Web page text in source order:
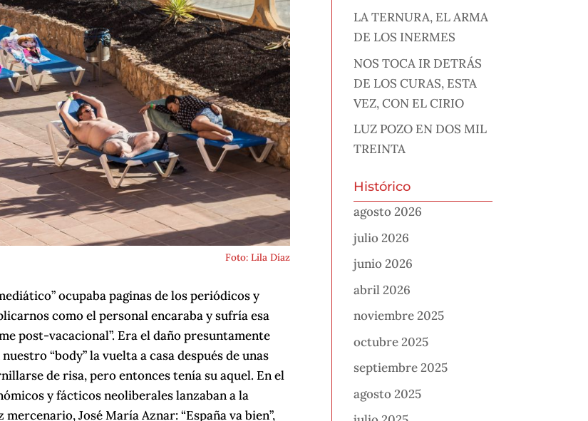
Foto: Lila Díaz
ocupaba paginas de los periódicos y
como el personal encaraba y sufría esa
post-vacacional”. Era el daño presuntamente
“body” la vuelta a casa después de unas
de risa, pero entonces tenía su aquel. En el
y fácticos neoliberales lanzaban a la
José María Aznar: “España va bien”,
LA TERNURA, EL ARMA
DE LOS INERMES
NOS TOCA IR DETRÁS
DE LOS CURAS, ESTA
VEZ, CON EL CIRIO
LUZ POZO EN DOS MIL
TREINTA
Histórico
agosto 2026
julio 2026
junio 2026
abril 2026
noviembre 2025
octubre 2025
septiembre 2025
agosto 2025